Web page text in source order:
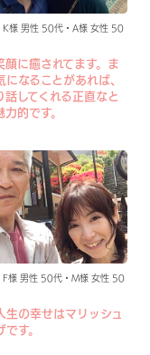
K様 男性 50代・A様 女性 50
顔に癒されてます。ま
になることがあれば、
話してくれる正直なと
力的です。
F様 男性 50代・M様 女性 50
生の幸せはマリッシュ
す。